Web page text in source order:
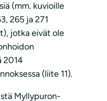
(mm. kuvioille
265 ja 271
jotka eivät ole
2014
(liite 11).
Myllypuron-